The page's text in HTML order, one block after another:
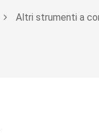
Altri strumenti a